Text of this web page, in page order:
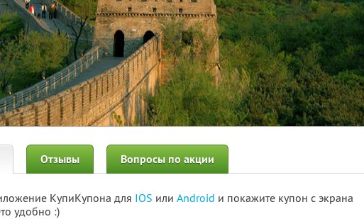
Отзывы Вопросы по акции
КупиКупона для IOS или Android и покажите купон с экрана
удобно :)